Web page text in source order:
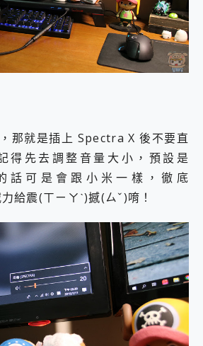
那就是插上 Spectra X 後不要直
得先去調整音量大小，預設是
話可是會跟小米一樣，徹底
給震(ㄒㄧㄚˋ)撼(ㄙˇ)唷！